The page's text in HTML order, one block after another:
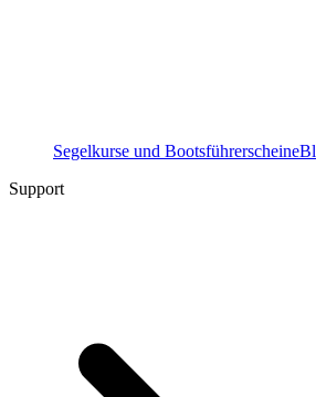
Segelkurse und Bootsführerscheine
Support